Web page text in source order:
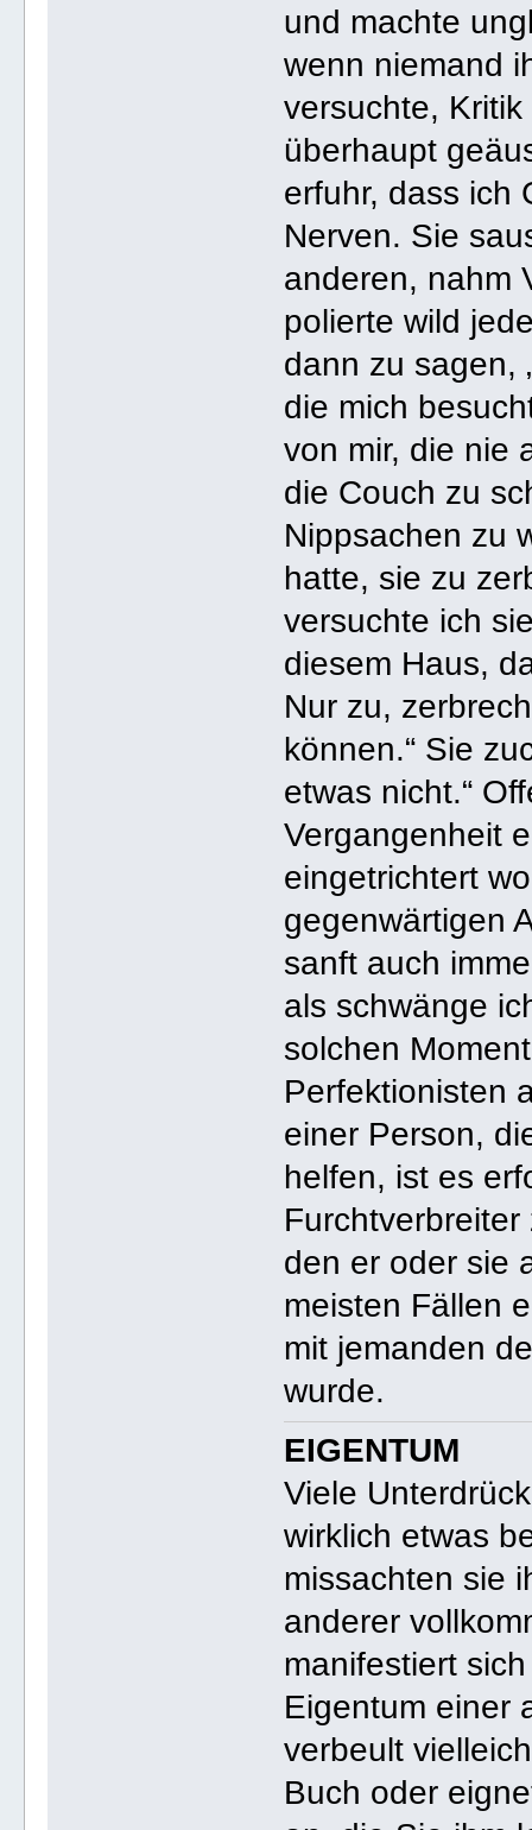
und machte
wenn niemand
versuchte,
überhaupt
erfuhr, dass ich
Nerven. Sie
anderen, nahm
polierte wild
dann zu sagen,
die mich
von mir, die nie
die Couch zu
Nippsachen zu
hatte, sie zu
versuchte ich
diesem Haus,
Nur zu,
können.“ Sie
etwas nicht.“
Vergangenheit
eingetrichtert
gegenwärtigen
sanft auch
als schwänge
solchen
Perfektionisten
einer Person,
helfen, ist es
den er oder sie
meisten Fällen
mit jemanden
wurde.
EIGENTUM
Viele
wirklich etwas
missachten sie
anderer
manifestiert
Eigentum einer
verbeult
Buch oder